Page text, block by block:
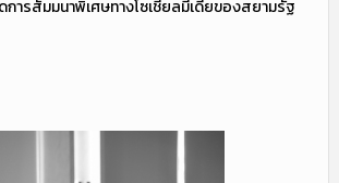
ารสัมมนาพิเศษทางโซเชียลมีเดียของสยามรัฐ